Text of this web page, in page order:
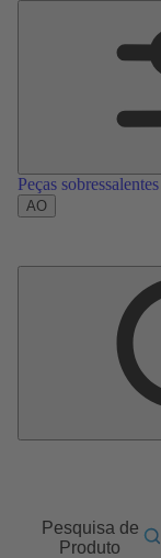
Peças
AO
Pesquisa de
Produto